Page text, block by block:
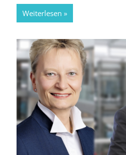
Weiterlesen